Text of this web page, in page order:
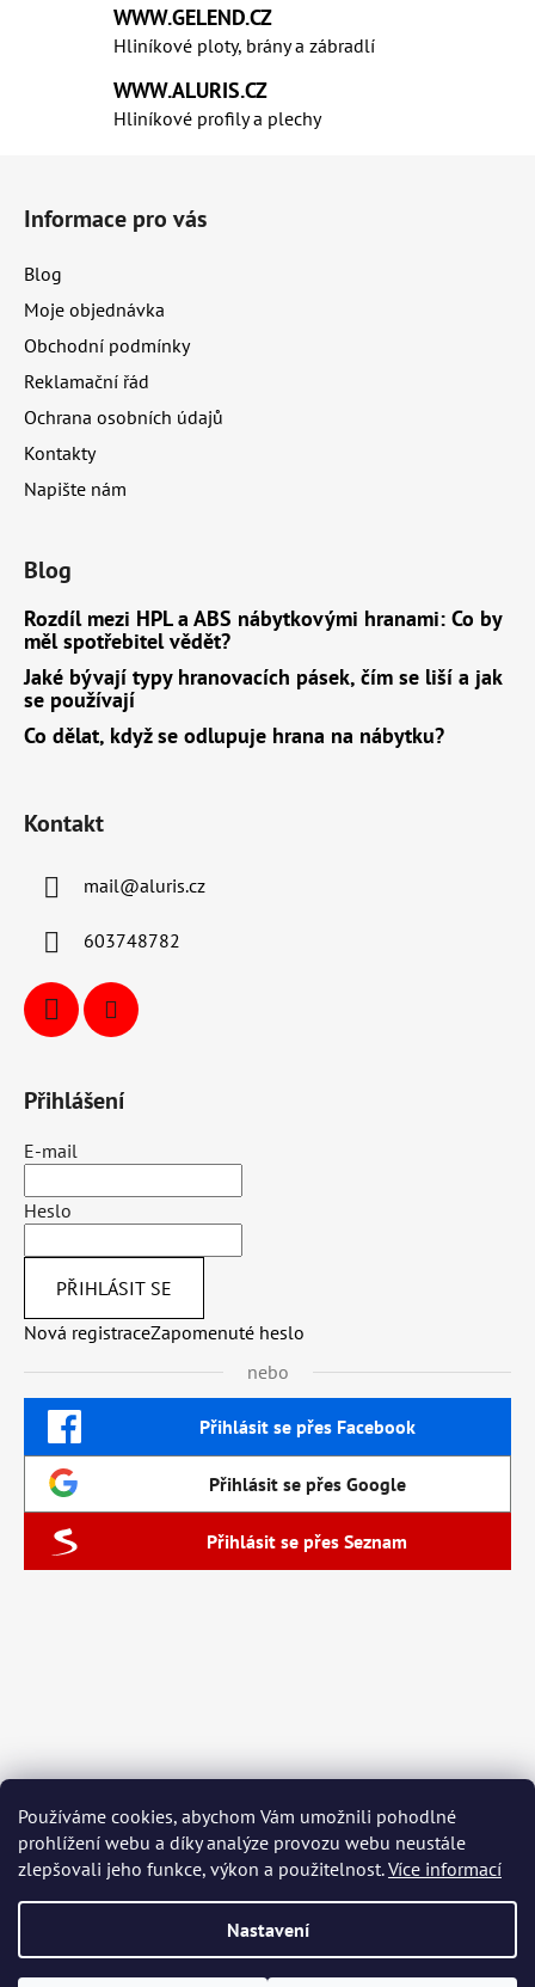
Používáme cookies, abychom Vám umožnili pohodlné
prohlížení webu a díky analýze provozu webu neustále
zlepšovali jeho funkce, výkon a použitelnost.Více informací
Nastavení
WWW.GELEND.CZ
Hliníkové ploty, brány a zábradlí
WWW.ALURIS.CZ
Hliníkové profily a plechy
Informace pro vás
Blog
Moje objednávka
Obchodní podmínky
Reklamační řád
Ochrana osobních údajů
Kontakty
Napište nám
Blog
Rozdíl mezi HPL a ABS nábytkovými hranami: Co by
měl spotřebitel vědět?
Jaké bývají typy hranovacích pásek, čím se liší a jak
se používají
Co dělat, když se odlupuje hrana na nábytku?
Kontakt
mail@aluris.cz
603748782
Přihlášení
E-mail
Heslo
PŘIHLÁSIT SE
Nová registraceZapomenuté heslo
nebo
Přihlásit se přes Facebook
Přihlásit se přes Google
Přihlásit se přes Seznam